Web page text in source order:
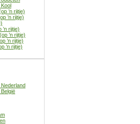
’n rijtje)
’n rijtje)
rijtje)
’n rijtje)
’n rijtje)
’n rijtje)
Nederland